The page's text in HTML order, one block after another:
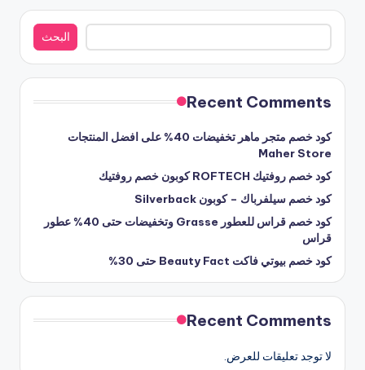
البحث
البحث
Recent Comments
كود خصم متجر ماهر تخفيضات 40% على افضل المنتجات
Maher Store
كود خصم روفتيك ROFTECH كوبون خصم روفتيك
كود خصم سيلفرباك – كوبون Silverback
كود خصم قراس للعطور Grasse وتخفيضات حتى 40% عطور
قراس
كود خصم بيوتي فاكت Beauty Fact حتى 30%
Recent Comments
لا توجد تعليقات للعرض.